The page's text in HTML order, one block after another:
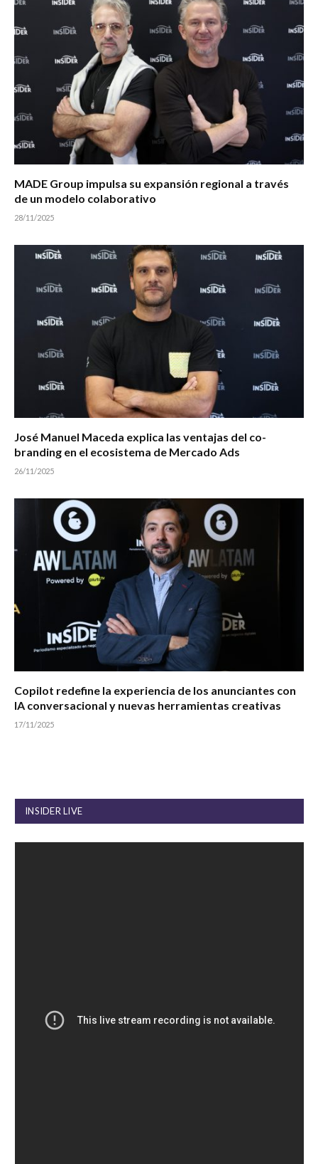
MADE Group impulsa su expansión regional a través
de un modelo colaborativo
28/11/2025
José Manuel Maceda explica las ventajas del co-
branding en el ecosistema de Mercado Ads
26/11/2025
Copilot redefine la experiencia de los anunciantes con
IA conversacional y nuevas herramientas creativas
17/11/2025
INSIDER LIVE